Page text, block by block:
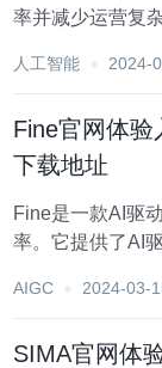
率并减少运营复
自我驱动代理能
人工智能 2024-
Fine官网体
下载地址
Fine是一款AI驱
率。它提供了AI
开发者可以深入
AIGC 2024-03-
SIMA官网体